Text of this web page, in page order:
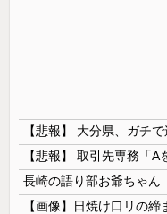
【悲報】 大分県、ガチ
【画像】日焼け口リの